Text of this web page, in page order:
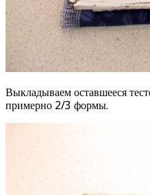
Выкладываем оставшееся
примерно 2/3 формы.